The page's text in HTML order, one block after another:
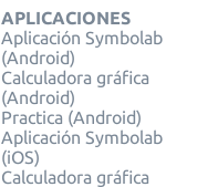
APLICACIONES
Aplicación Symbolab
(Android)
Calculadora gráfica
(Android)
Practica (Android)
Aplicación Symbolab
(iOS)
Calculadora gráfica